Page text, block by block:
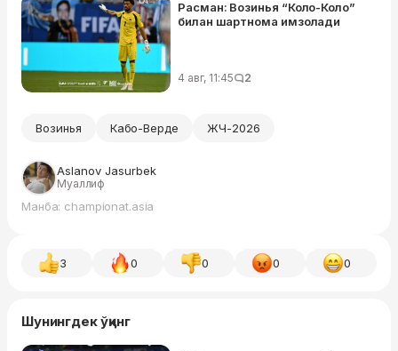
Расман: Возинья “Коло-Коло”
билан шартнома имзолади
4 авг, 11:45 2
Возинья Кабо-Верде ЖЧ-2026
Aslanov Jasurbek
Муаллиф
Манба: championat.asia
3 0 0 0 0
Шунингдек ўқинг